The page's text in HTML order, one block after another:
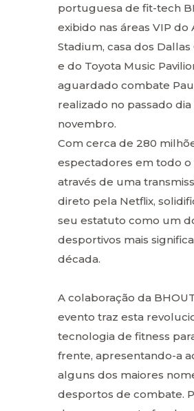
portuguesa de fit-tech
exibido nas áreas VIP do
Stadium, casa dos Dallas
e do Toyota Music
aguardado combate
realizado no passado dia
novembro.
Com cerca de 280
espectadores em todo
através de uma
direto pela Netflix,
seu estatuto como um
desportivos mais
década.
A colaboração da
evento traz esta
tecnologia de fitness
frente, apresentando-a
alguns dos maiores
desportos de combate.